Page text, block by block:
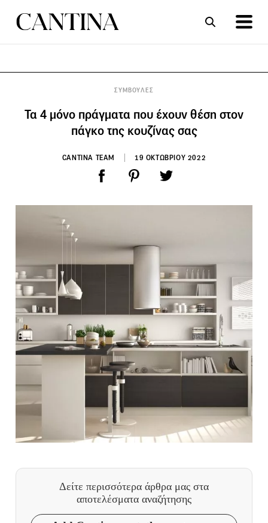
ΣΥΜΒΟΥΛΕΣ
Τα 4 μόνο πράγματα που έχουν θέση στον
πάγκο της κουζίνας σας
CANTINA TEAM 19 ΟΚΤΩΒΡΙΟΥ 2022
Δείτε περισσότερα άρθρα μας στα
αποτελέσματα αναζήτησης